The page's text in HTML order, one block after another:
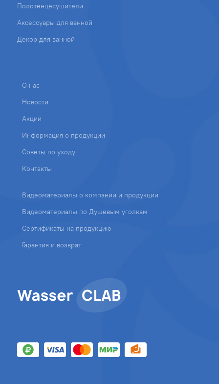
О нас
Новости
Акции
Информация о продукции
Советы по уходу
Контакты
Видеоматериалы о компании и продукции
Видеоматериалы по Душевым уголкам
Сертификаты на продукцию
Гарантия и возврат
Полотенцесушители
Аксессуары для ванной
Декор для ванной